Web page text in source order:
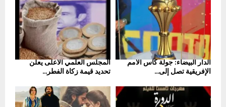
المجلس العلمي الأعلى يعلن
تحديد قيمة زكاة الفطر...
الدار البيضاء: جولة كأس الأمم
الإفريقية تصل إلى...